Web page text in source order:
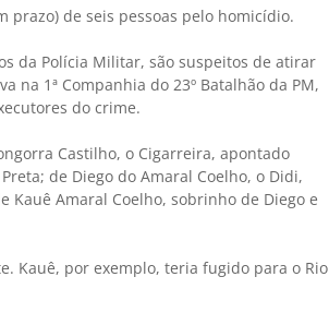
prazo) de seis pessoas pelo homicídio.
da Polícia Militar, são suspeitos de atirar
na 1ª Companhia do 23º Batalhão da PM,
do crime.
Castilho, o Cigarreira, apontado
de Diego do Amaral Coelho, o Didi,
Kauê Amaral Coelho, sobrinho de Diego e
Kauê, por exemplo, teria fugido para o Rio